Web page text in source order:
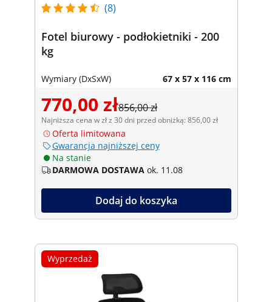
(8)
Fotel biurowy - podłokietniki - 200
kg
Wymiary (DxSxW) 67 x 57 x 116 cm
770,00 zł856,00 zł
Najniższa cena w zł z 30 dni przed obniżką: 856,00 zł
Oferta limitowana
Gwarancja najniższej ceny
Na stanie
DARMOWA DOSTAWA ok. 11.08
Dodaj do koszyka
Wyprzedaż